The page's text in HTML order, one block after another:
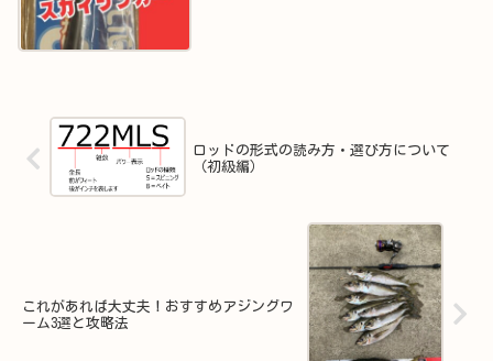
ロッドの形式の読み方・選び方について
（初級編）
これがあれば大丈夫！おすすめアジングワ
ーム3選と攻略法